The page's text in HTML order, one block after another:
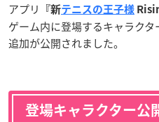
アプリ 『新テニスの王子様
ゲーム内に登場するキャラク
追加が公開されました。
登場キャラクター公